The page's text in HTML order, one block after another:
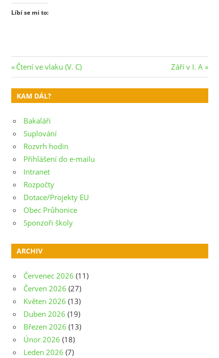
Líbí se mi to:
Navigace
pro
příspěvek
Previous
Post:
Čtení ve vlaku (V. C)
Next
Post:
Září v I. A
KAM DÁL?
Bakaláři
Suplování
Rozvrh hodin
Přihlášení do e-mailu
Intranet
Rozpočty
Dotace/Projekty EU
Obec Průhonice
Sponzoři školy
ARCHIV
Červenec 2026 (11)
Červen 2026 (27)
Květen 2026 (13)
Duben 2026 (19)
Březen 2026 (13)
Únor 2026 (18)
Leden 2026 (7)